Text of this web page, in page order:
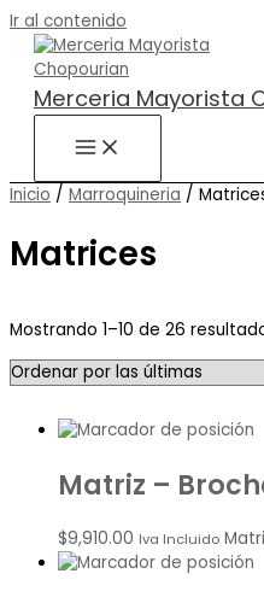
Ir al contenido
Merceria Mayorista
Inicio / Marroquineria /
Matrices
Mostrando 1–10 de 26
Matriz –
$9,910.00 Iva Incluido